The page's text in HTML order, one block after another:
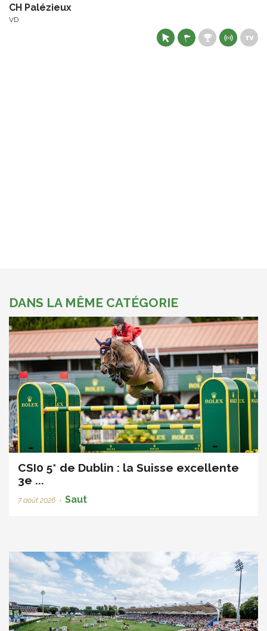
CH Palézieux
VD
DANS LA MÊME CATÉGORIE
CSI0 5* de Dublin : la Suisse excellente
3e ...
7 août 2026 • Saut